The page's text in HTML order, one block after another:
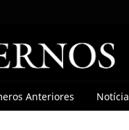
Anteriores